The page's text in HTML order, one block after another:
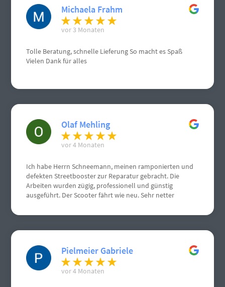
Michaela Frahm
vor 3 Monaten
Tolle Beratung, schnelle Lieferung So macht es Spaß
Vielen Dank für alles
Olaf Mehling
vor 4 Monaten
Ich habe Herrn Schneemann, meinen ramponierten und
defekten Streetbooster zur Reparatur gebracht. Die
Arbeiten wurden zügig, professionell und günstig
ausgeführt. Der Scooter fährt wie neu. Sehr netter
Pielmeier Gabriele
vor 4 Monaten